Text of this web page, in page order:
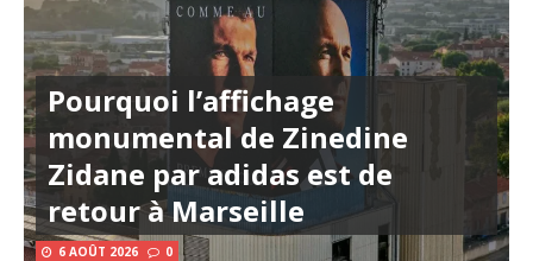
Pourquoi l’affichage
monumental de Zinedine
Zidane par adidas est de
retour à Marseille
6 AOÛT 2026 0